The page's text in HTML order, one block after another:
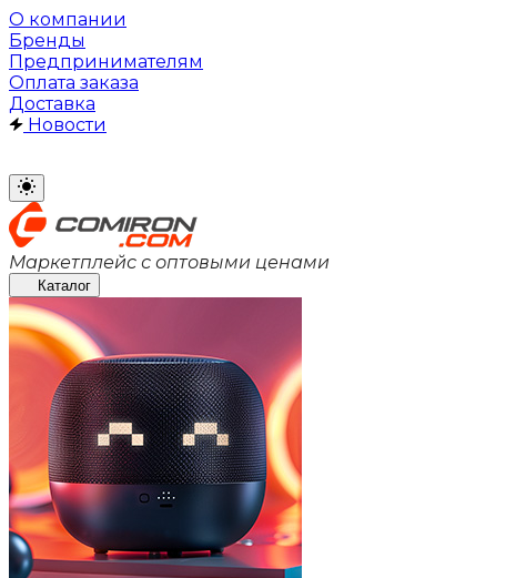
О компании
Бренды
Предпринимателям
Оплата заказа
Доставка
Новости
Маркетплейс с оптовыми ценами
Каталог